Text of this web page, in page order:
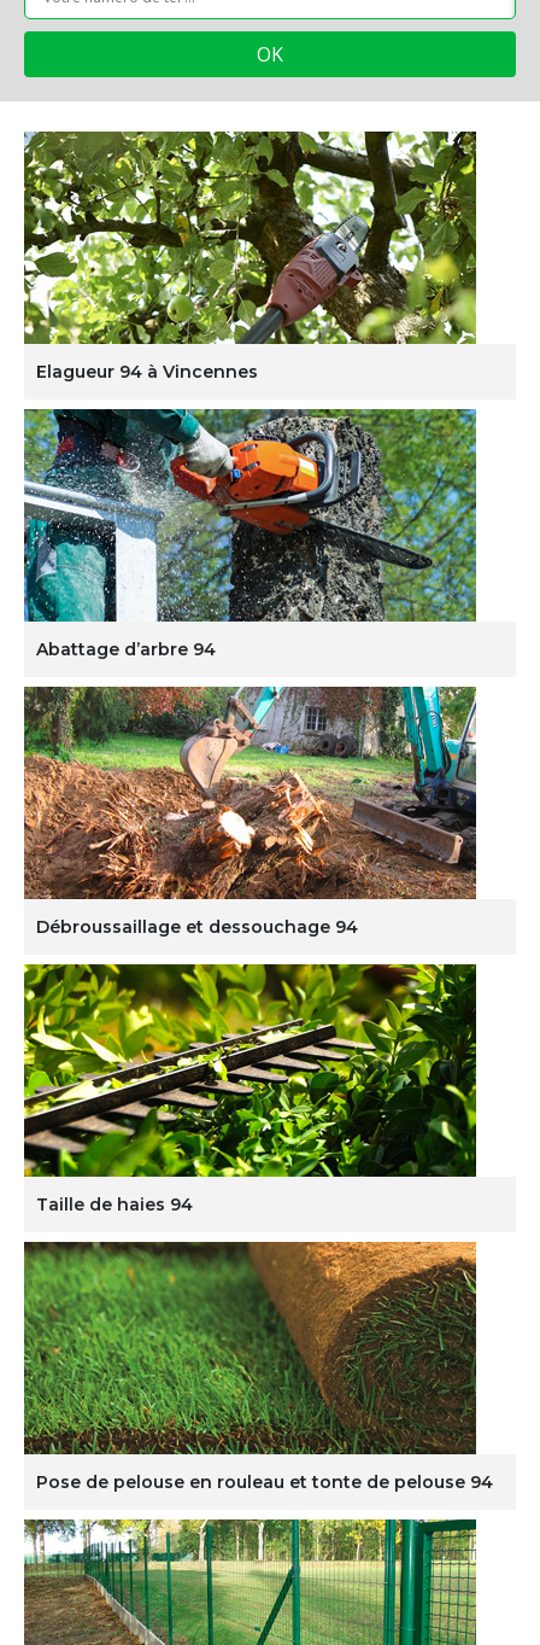
Elagueur 94 à Vincennes
Abattage d’arbre 94
Débroussaillage et dessouchage 94
Taille de haies 94
Pose de pelouse en rouleau et tonte de pelouse 94